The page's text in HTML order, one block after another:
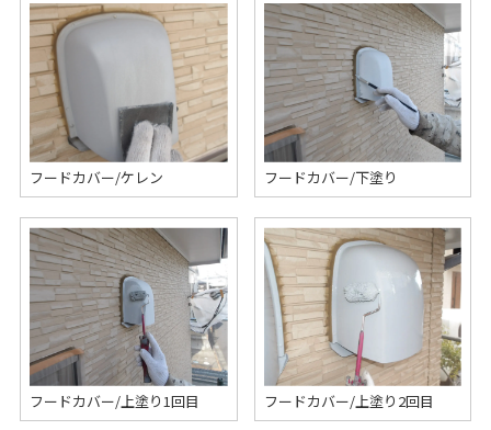
フードカバー/ケレン フードカバー/下塗り
フードカバー/上塗り1回目 フードカバー/上塗り2回目